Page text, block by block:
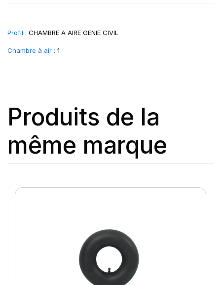
Profil : CHAMBRE A AIRE GENIE CIVIL
Chambre à air : 1
Produits de la
même marque